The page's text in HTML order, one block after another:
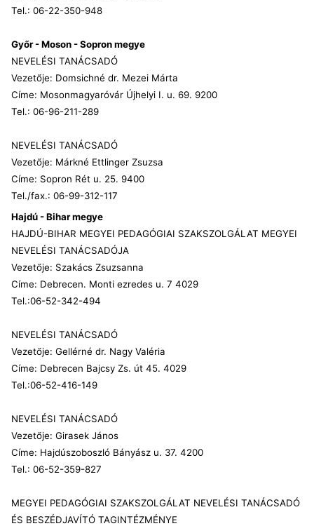
Tel.: 06-22-350-948
Győr - Moson - Sopron megye
NEVELÉSI TANÁCSADÓ
Vezetője: Domsichné dr. Mezei Márta
Címe: Mosonmagyaróvár Újhelyi I. u. 69. 9200
Tel.: 06-96-211-289
NEVELÉSI TANÁCSADÓ
Vezetője: Márkné Ettlinger Zsuzsa
Címe: Sopron Rét u. 25. 9400
Tel./fax.: 06-99-312-117
Hajdú - Bihar megye
HAJDÚ-BIHAR MEGYEI PEDAGÓGIAI SZAKSZOLGÁLAT MEGYEI
NEVELÉSI TANÁCSADÓJA
Vezetője: Szakács Zsuzsanna
Címe: Debrecen. Monti ezredes u. 7 4029
Tel.:06-52-342-494
NEVELÉSI TANÁCSADÓ
Vezetője: Gellérné dr. Nagy Valéria
Címe: Debrecen Bajcsy Zs. út 45. 4029
Tel.:06-52-416-149
NEVELÉSI TANÁCSADÓ
Vezetője: Girasek János
Címe: Hajdúszoboszló Bányász u. 37. 4200
Tel.: 06-52-359-827
MEGYEI PEDAGÓGIAI SZAKSZOLGÁLAT NEVELÉSI TANÁCSADÓ
ÉS BESZÉDJAVÍTÓ TAGINTÉZMÉNYE